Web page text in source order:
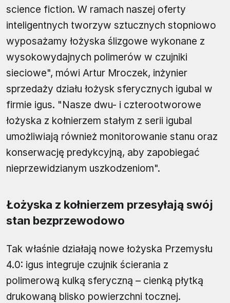
science fiction. W ramach naszej oferty
inteligentnych tworzyw sztucznych stopniowo
wyposażamy łożyska ślizgowe wykonane z
wysokowydajnych polimerów w czujniki
sieciowe", mówi Artur Mroczek, inżynier
sprzedaży działu łożysk sferycznych igubal w
firmie igus. "Nasze dwu- i czterootworowe
łożyska z kołnierzem stałym z serii igubal
umożliwiają również monitorowanie stanu oraz
konserwację predykcyjną, aby zapobiegać
nieprzewidzianym uszkodzeniom".
Łożyska z kołnierzem przesyłają swój
stan bezprzewodowo
Tak właśnie działają nowe łożyska Przemysłu
4.0: igus integruje czujnik ścierania z
polimerową kulką sferyczną – cienką płytką
drukowaną blisko powierzchni tocznej.